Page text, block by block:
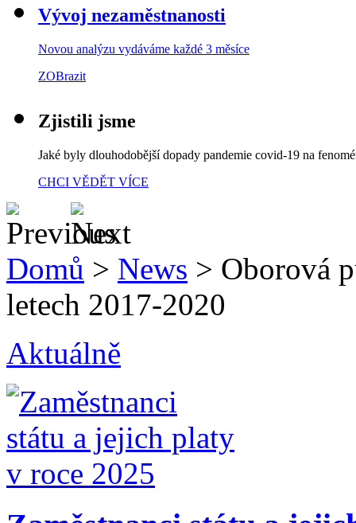
Vývoj nezaměstnanosti
Novou analýzu vydáváme každé 3 měsíce
ZOBrazit
Zjistili jsme
Jaké byly dlouhodobější dopady pandemie covid-19 na
CHCI VĚDĚT VÍCE
Domů > News > Oborová
letech 2017-2020
Aktuálně